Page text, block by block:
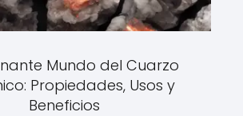
Mundo del Cuarzo
Propiedades, Usos y
Beneficios